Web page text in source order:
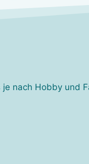
nach Hobby und